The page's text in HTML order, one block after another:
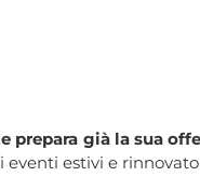
prepara già la sua
estivi e